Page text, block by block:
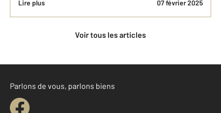
Lire plus 07 février 2025
Voir tous les articles
Parlons de vous, parlons biens